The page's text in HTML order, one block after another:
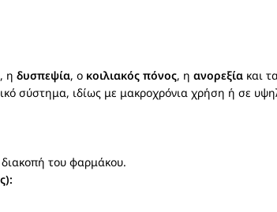
, η δυσπεψία, ο κοιλιακός πόνος, η ανορεξία και
σύστημα, ιδίως με μακροχρόνια χρήση ή σε
του φαρμάκου.